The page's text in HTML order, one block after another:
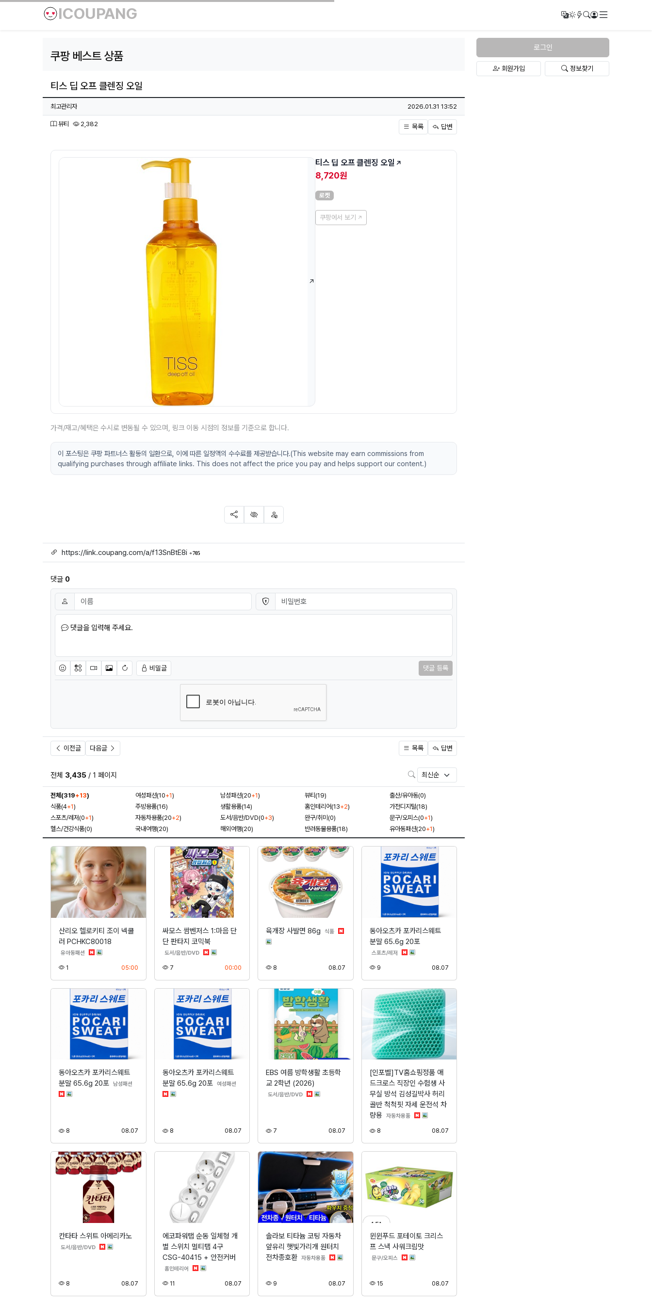
ICOUPANG 번역다크모드
새글/새댓글
검색로그인
쿠팡 베스트 상품
티스 딥 오프 클렌징 오일
페이지 정보
작성자
최고관리자 작성일
2026.01.31 13:52
분류
뷰티 2,382 목록 답변
본문
티스 딥 오프 클렌징 오일
8,720원
로켓
쿠팡에서 보기
가격/재고/혜택은 수시로 변동될 수 있으며, 링크 이동 시점의 정보를 기준으로 합니다.
이 포스팅은 쿠팡 파트너스 활동의 일환으로, 이에 따른 일정액의 수수료를 제공받습니다.(This website may earn commissions from
qualifying purchases through affiliate links. This does not affect the price you pay and helps support our content.)
SNS 공유
신고 차단
링크
https://link.coupang.com/a/f13SnBtE8i 705회 연결
댓글 0
댓글쓰기
이름 필수 비밀번호 필수
댓글을 입력해 주세요.
이모티콘아이콘동영상이미지새댓글 작성
비밀글 댓글 등록
이전글 다음글 목록 답변
전체 3,435 / 1 페이지 검색
전체(319+13) 여성패션(10+1) 남성패션(20+1) 뷰티(19)
출산/유아동(0)
식품(4+1) 주방용품(16) 생활용품(14) 홈인테리어(13+2)
가전디지털(18)
스포츠/레저(0+1) 자동차용품(20+2) 도서/음반/DVD(0+3) 완구/취미(0) 문구/오피스(0+1)
헬스/건강식품(0)
국내여행(20) 해외여행(20) 반려동물용품(18) 유아동패션(20+1)
산리오 헬로키티 조이 넥쿨
러 PCHKC80018
유아동패션 분류
1 05:00등록
싸모스 쌈벤저스 1:마음 단
단 판타지 코믹북
도서/음반/DVD분류
7조회 00:00
육개장 사발면 86g 식품분류
8 08.07등록
동아오츠카 포카리스웨트
분말 65.6g 20포
스포츠/레저분류
9조회 08.07
동아오츠카 포카리스웨트
분말 65.6g 20포 남성패션
8 08.07등록
동아오츠카 포카리스웨트
분말 65.6g 20포 여성패션분류
8조회 08.07
EBS 여름 방학생활 초등학
교 2학년 (2026)
도서/음반/DVD분류
7 08.07등록
[인포벨]TV홈쇼핑정품 애
드크로스 직장인 수험생 사
무실 방석 김성길박사 허리
골반 척척핏 자세 운전석 차
량용
자동차용품분류
8조회 08.07
칸타타 스위트 아메리카노
도서/음반/DVD분류
8 08.07등록
에코파워탭 순동 일체형 개
별 스위치 멀티탭 4구
CSG-40415 + 안전커버
홈인테리어분류
11조회 08.07
솔라보 티타늄 코팅 자동차
앞유리 햇빛가리개 원터치
전차종호환 자동차용품분류
9 08.07등록
윈윈푸드 포테이토 크리스
프 스낵 사워크림맛
문구/오피스분류
15조회 08.07
로그인
회원가입 정보찾기